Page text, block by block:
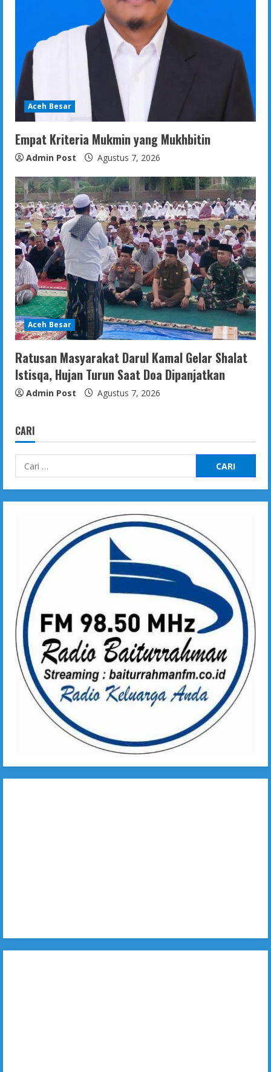
Aceh Besar
Empat Kriteria Mukmin yang Mukhbitin
Admin Post Agustus 7, 2026
Aceh Besar
Ratusan Masyarakat Darul Kamal Gelar Shalat
Istisqa, Hujan Turun Saat Doa Dipanjatkan
Admin Post Agustus 7, 2026
CARI
Cari
untuk: